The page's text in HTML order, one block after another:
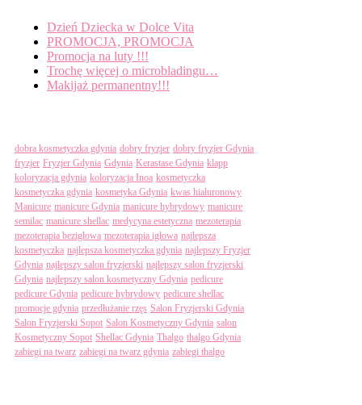
Dzień Dziecka w Dolce Vita
PROMOCJA, PROMOCJA
Promocja na luty !!!
Trochę więcej o microbladingu…
Makijaż permanentny!!!
dobra kosmetyczka gdynia dobry fryzjer dobry fryzjer Gdynia
fryzjer Fryzjer Gdynia Gdynia Kerastase Gdynia klapp
koloryzacja gdynia koloryzacja Inoa kosmetyczka
kosmetyczka gdynia kosmetyka Gdynia kwas hialuronowy
Manicure manicure Gdynia manicure hybrydowy manicure
semilac manicure shellac medycyna estetyczna mezoterapia
mezoterapia bezigłowa mezoterapia igłowa najlepsza
kosmetyczka najlepsza kosmetyczka gdynia najlepszy Fryzjer
Gdynia najlepszy salon fryzjerski najlepszy salon fryzjerski
Gdynia najlepszy salon kosmetyczny Gdynia pedicure
pedicure Gdynia pedicure hybrydowy pedicure shellac
promocje gdynia przedłużanie rzęs Salon Fryzjerski Gdynia
Salon Fryzjerski Sopot Salon Kosmetyczny Gdynia salon
Kosmetyczny Sopot Shellac Gdynia Thalgo thalgo Gdynia
zabiegi na twarz zabiegi na twarz gdynia zabiegi thalgo